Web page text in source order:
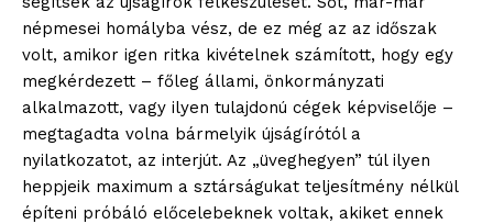
népmesei homályba vész, de ez még az az időszak
volt, amikor igen ritka kivételnek számított, hogy egy
megkérdezett – főleg állami, önkormányzati
alkalmazott, vagy ilyen tulajdonú cégek képviselője –
megtagadta volna bármelyik újságírótól a
nyilatkozatot, az interjút. Az „üveghegyen” túl ilyen
heppjeik maximum a sztárságukat teljesítmény nélkül
építeni próbáló előcelebeknek voltak, akiket ennek